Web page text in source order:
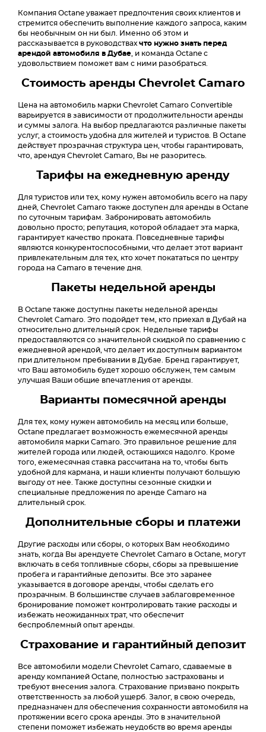
Компания Octane уважает предпочтения своих клиентов и
стремится обеспечить выполнение каждого запроса, каким
бы необычным он ни был. Именно об этом и
рассказывается в руководствах что нужно знать перед
арендой автомобиля в Дубае , и команда Octane с
удовольствием поможет вам с ними разобраться.
Стоимость аренды Chevrolet Camaro
Цена на автомобиль марки Chevrolet Camaro Convertible
варьируется в зависимости от продолжительности аренды
и суммы залога. На выбор предлагаются различные пакеты
услуг, а стоимость удобна для жителей и туристов. В Octane
действует прозрачная структура цен, чтобы гарантировать,
что, арендуя Chevrolet Camaro, Вы не разоритесь.
Тарифы на ежедневную аренду
Для туристов или тех, кому нужен автомобиль всего на пару
дней, Chevrolet Camaro также доступен для аренды в Octane
по суточным тарифам. Забронировать автомобиль
довольно просто; репутация, которой обладает эта марка,
гарантирует качество проката. Повседневные тарифы
являются конкурентоспособными, что делает этот вариант
привлекательным для тех, кто хочет покататься по центру
города на Camaro в течение дня.
Пакеты недельной аренды
В Octane также доступны пакеты недельной аренды
Chevrolet Camaro. Это подойдет тем, кто приехал в Дубай на
относительно длительный срок. Недельные тарифы
предоставляются со значительной скидкой по сравнению с
ежедневной арендой, что делает их доступным вариантом
при длительном пребывании в Дубае. Бренд гарантирует,
что Ваш автомобиль будет хорошо обслужен, тем самым
улучшая Ваши общие впечатления от аренды.
Варианты помесячной аренды
Для тех, кому нужен автомобиль на месяц или больше,
Octane предлагает возможность ежемесячной аренды
автомобиля марки Camaro. Это правильное решение для
жителей города или людей, остающихся надолго. Кроме
того, ежемесячная ставка рассчитана на то, чтобы быть
удобной для кармана, и наши клиенты получают большую
выгоду от нее. Также доступны сезонные скидки и
специальные предложения по аренде Camaro на
длительный срок.
Дополнительные сборы и платежи
Другие расходы или сборы, о которых Вам необходимо
знать, когда Вы арендуете Chevrolet Camaro в Octane, могут
включать в себя топливные сборы, сборы за превышение
пробега и гарантийные депозиты. Все это заранее
указывается в договоре аренды, чтобы сделать его
прозрачным. В большинстве случаев заблаговременное
бронирование поможет контролировать такие расходы и
избежать неожиданных трат, что обеспечит
беспроблемный опыт аренды.
Страхование и гарантийный депозит
Все автомобили модели Chevrolet Camaro, сдаваемые в
аренду компанией Octane, полностью застрахованы и
требуют внесения залога. Страхование призвано покрыть
ответственность за любой ущерб. Залог, в свою очередь,
предназначен для обеспечения сохранности автомобиля на
протяжении всего срока аренды. Это в значительной
степени поможет избежать неудобств во время аренды